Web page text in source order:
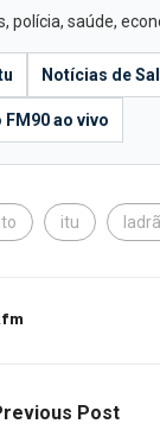
polícia, saúde,
Notícias de
FM90 ao vivo
itu
Post